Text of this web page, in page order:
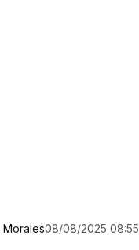
Morales08/08/2025 08:55